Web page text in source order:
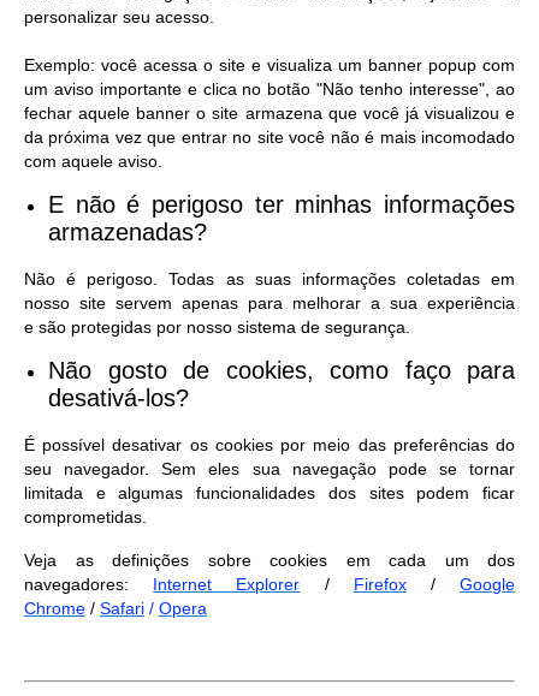
personalizar seu acesso.
Exemplo: você acessa o site e visualiza um banner popup com
um aviso importante e clica no botão "Não tenho interesse", ao
fechar aquele banner o site armazena que você já visualizou e
da próxima vez que entrar no site você não é mais incomodado
com aquele aviso.
E não é perigoso ter minhas informações
armazenadas?
Não é perigoso. Todas as suas informações coletadas em
nosso site servem apenas para melhorar a sua experiência
e são protegidas por nosso sistema de segurança.
Não gosto de cookies, como faço para
desativá-los?
É possível desativar os cookies por meio das preferências do
seu navegador. Sem eles sua navegação pode se tornar
limitada e algumas funcionalidades dos sites podem ficar
comprometidas.
Veja as definições sobre cookies em cada um dos
navegadores: Internet Explorer / Firefox/Google
Chrome / Safari / Opera